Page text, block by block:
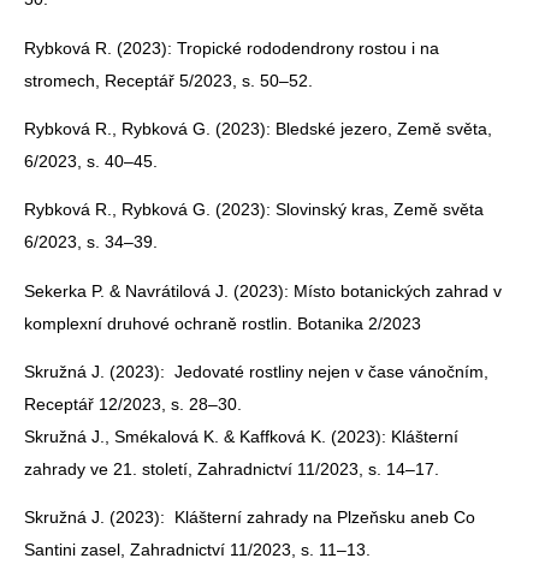
Rybková R. (2023): Tropické rododendrony rostou i na
stromech, Receptář 5/2023, s. 50–52.
Rybková R., Rybková G. (2023): Bledské jezero, Země světa,
6/2023, s. 40–45.
Rybková R., Rybková G. (2023): Slovinský kras, Země světa
6/2023, s. 34–39.
Sekerka P. & Navrátilová J. (2023): Místo botanických zahrad v
komplexní druhové ochraně rostlin. Botanika 2/2023
Skružná J. (2023): Jedovaté rostliny nejen v čase vánočním,
Receptář 12/2023, s. 28–30.
Skružná J., Smékalová K. & Kaffková K. (2023): Klášterní
zahrady ve 21. století, Zahradnictví 11/2023, s. 14–17.
Skružná J. (2023): Klášterní zahrady na Plzeňsku aneb Co
Santini zasel, Zahradnictví 11/2023, s. 11–13.